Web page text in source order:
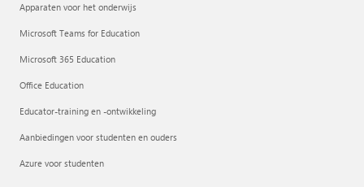
Apparaten voor het onderwijs
Microsoft Teams for Education
Microsoft 365 Education
Office Education
Educator-training en -ontwikkeling
Aanbiedingen voor studenten en ouders
Azure voor studenten